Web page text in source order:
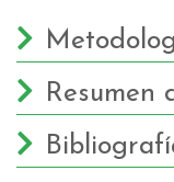
Resumen